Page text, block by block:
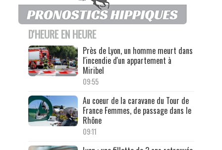
D'HEURE EN HEURE
Près de Lyon, un homme meurt dans
l'incendie d'un appartement à
Miribel
09:55
Au coeur de la caravane du Tour de
France Femmes, de passage dans le
Rhône
09:11